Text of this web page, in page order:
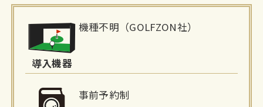
導入機器
機種不明（GOLFZON社）
事前予約制